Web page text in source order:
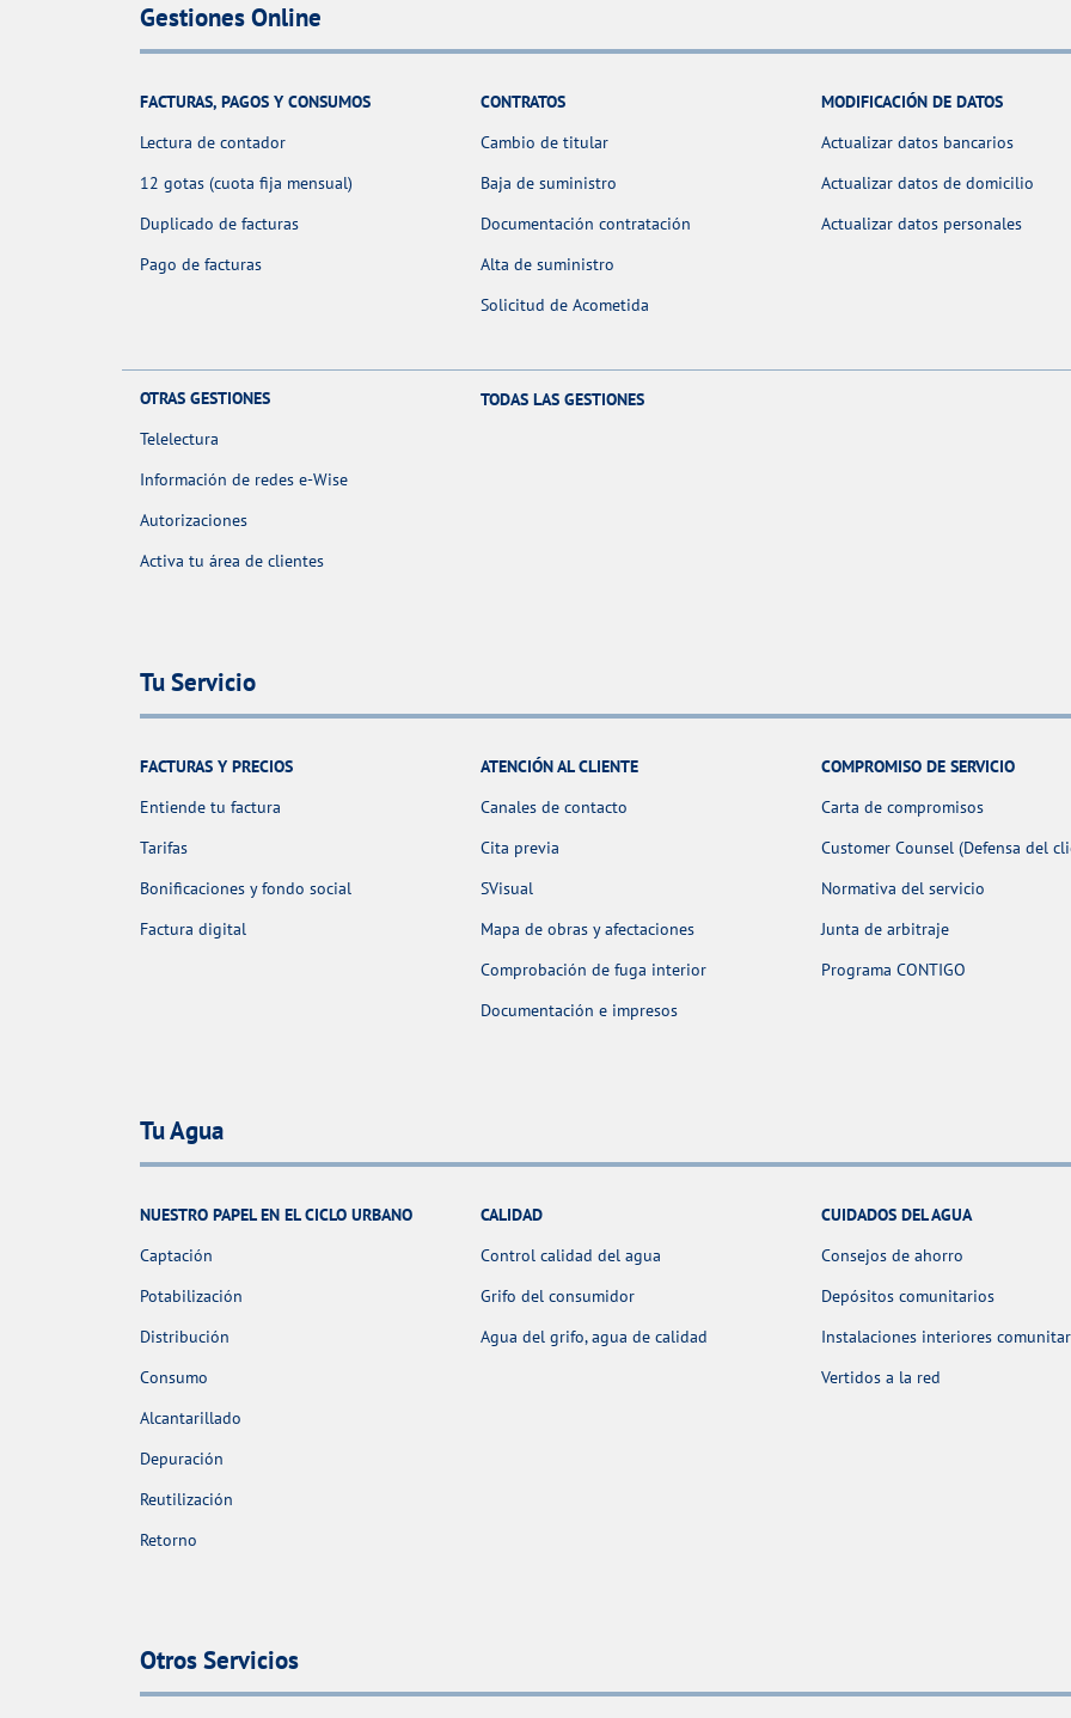
Gestiones Online
FACTURAS, PAGOS Y CONSUMOS
Lectura de contador
12 gotas (cuota fija mensual)
Duplicado de facturas
Pago de facturas
CONTRATOS
Cambio de titular
Baja de suministro
Documentación contratación
Alta de suministro
Solicitud de Acometida
MODIFICACIÓN DE DATOS
Actualizar datos bancarios
Actualizar datos de domicilio
Actualizar datos personales
OTRAS GESTIONES
Telelectura
Información de redes e-Wise
Autorizaciones
Activa tu área de clientes
TODAS LAS GESTIONES
Tu Servicio
FACTURAS Y PRECIOS
Entiende tu factura
Tarifas
Bonificaciones y fondo social
Factura digital
ATENCIÓN AL CLIENTE
Canales de contacto
Cita previa
SVisual
Mapa de obras y afectaciones
Comprobación de fuga interior
Documentación e impresos
COMPROMISO DE SERVICIO
Carta de compromisos
Customer Counsel (Defensa del
Normativa del servicio
Junta de arbitraje
Programa CONTIGO
Tu Agua
NUESTRO PAPEL EN EL CICLO URBANO
Captación
Potabilización
Distribución
Consumo
Alcantarillado
Depuración
Reutilización
Retorno
CALIDAD
Control calidad del agua
Grifo del consumidor
Agua del grifo, agua de calidad
CUIDADOS DEL AGUA
Consejos de ahorro
Depósitos comunitarios
Instalaciones interiores
Vertidos a la red
Otros Servicios